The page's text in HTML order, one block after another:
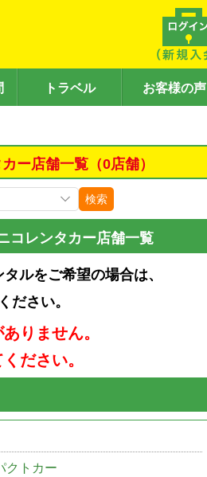
トラベル お客様の声
ー店舗一覧（0店舗）
検索
コレンタカー店舗一覧
タルをご希望の場合は、
ださい。
りません。
ださい。
クトカー